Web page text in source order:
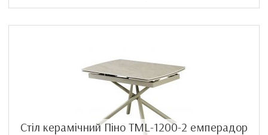
Стіл керамічний Піно TML-1200-2 емперадор